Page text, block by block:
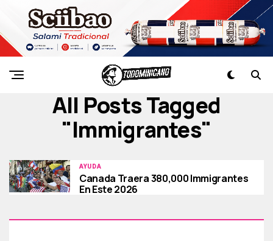
All Posts Tagged
"immigrantes"
AYUDA
Canada Traera 380,000 Immigrantes
En Este 2026